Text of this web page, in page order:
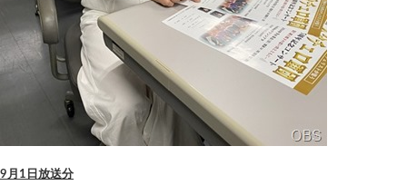
9月1日放送分